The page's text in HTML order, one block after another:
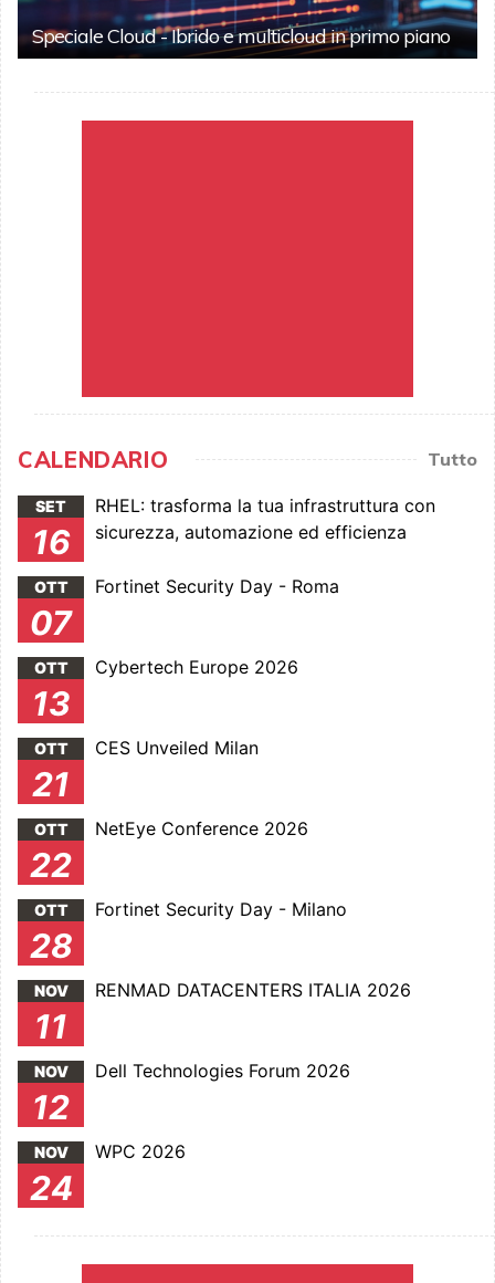
Speciale Cloud - Ibrido e multicloud in primo piano
CALENDARIO Tutto
SET
16
RHEL: trasforma la tua infrastruttura con
sicurezza, automazione ed efficienza
OTT
07
Fortinet Security Day - Roma
OTT
13
Cybertech Europe 2026
OTT
21
CES Unveiled Milan
OTT
22
NetEye Conference 2026
OTT
28
Fortinet Security Day - Milano
NOV
11
RENMAD DATACENTERS ITALIA 2026
NOV
12
Dell Technologies Forum 2026
NOV
24
WPC 2026